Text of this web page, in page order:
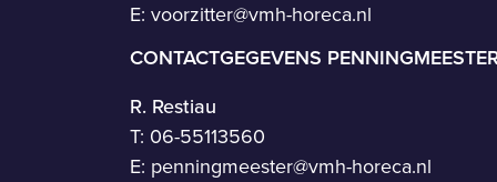
E: voorzitter@vmh-horeca.nl
CONTACTGEGEVENS
R. Restiau
T: 06-55113560
E: penningmeester@vmh-horeca.nl